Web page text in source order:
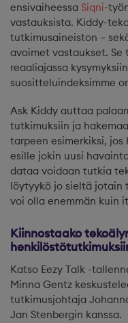
ensivaiheessa Siqni-
vastauksista. Kiddy-
tutkimusaineiston –
avoimet vastaukset. Se
reaaliajassa
suositteluindeksimme
Ask Kiddy auttaa
tutkimuksiin ja
tarpeen esimerkiksi, jos
esille jokin uusi
dataa voidaan tutkia
löytyykö jo sieltä jotain
voi olla enemmän kuin
Kiinnostaako
Katso Eezy Talk -
Minna Gentz
tutkimusjohtaja
Jan Stenbergin kanssa.